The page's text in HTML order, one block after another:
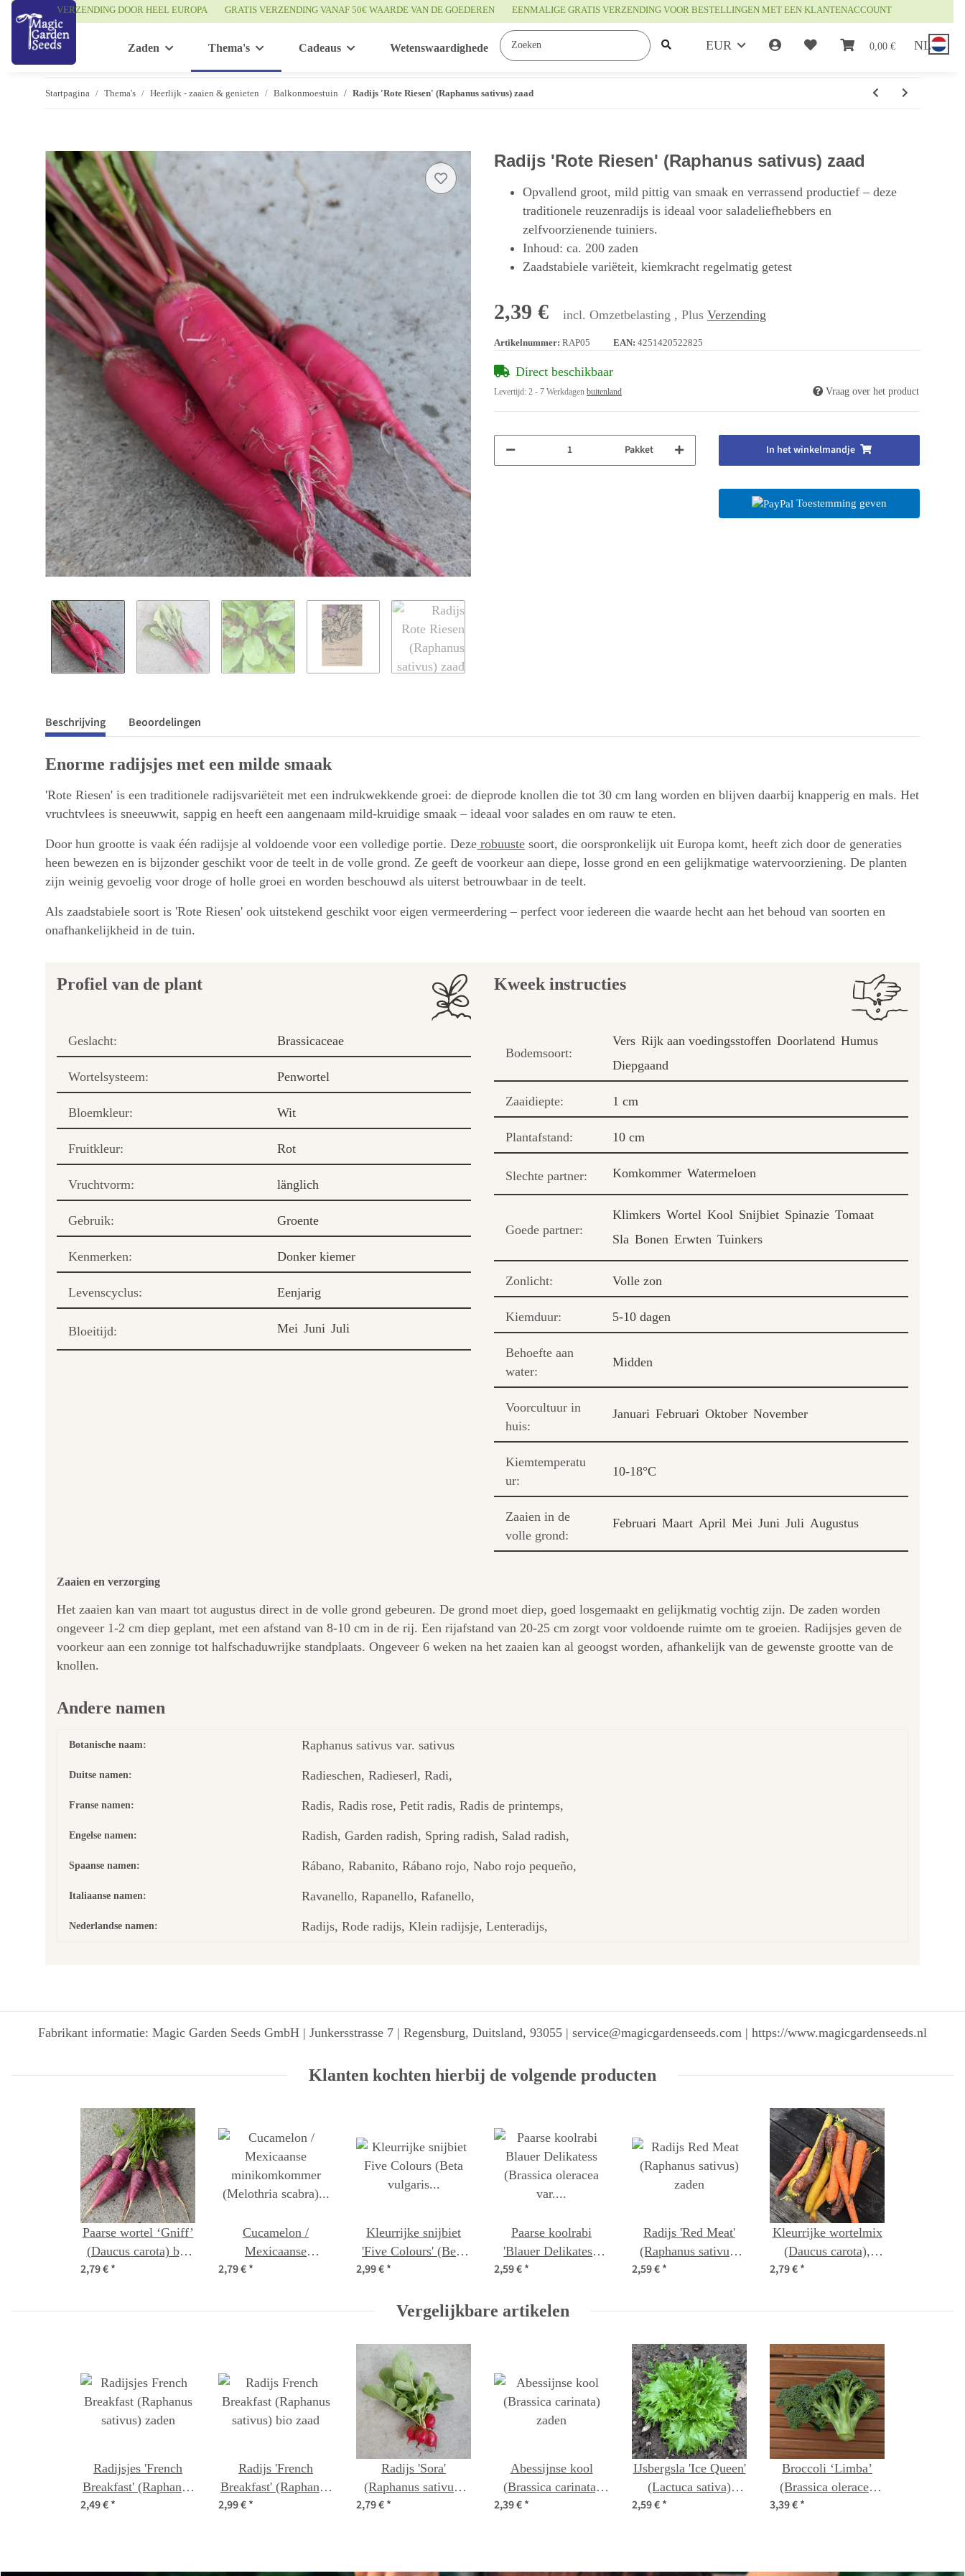
VERZENDING DOOR HEEL EUROPA GRATIS VERZENDING VANAF 50€ WAARDE VAN DE GOEDEREN EENMALIGE GRATIS VERZENDING VOOR BESTELLINGEN MET EEN KLANTENACCOUNT
EUR 0,00 € NL
Zaden Thema's Cadeaus Wetenswaardigheden
Startpagina Thema's Heerlijk - zaaien & genieten Balkonmoestuin Radijs 'Rote Riesen' (Raphanus sativus) zaad
Radijs 'Rote Riesen' (Raphanus sativus) zaad
Opvallend groot, mild pittig van smaak en verrassend productief – deze
traditionele reuzenradijs is ideaal voor saladeliefhebbers en
zelfvoorzienende tuiniers.
Inhoud: ca. 200 zaden
Zaadstabiele variëteit, kiemkracht regelmatig getest
2,39 € incl. Omzetbelasting , Plus Verzending
Artikelnummer: RAP05 EAN: 4251420522825
Direct beschikbaar
Levertijd: 2 - 7 Werkdagen buitenland Vraag over het product
Pakket In het winkelmandje
Toestemming geven
Beschrijving Beoordelingen
Enorme radijsjes met een milde smaak
'Rote Riesen' is een traditionele radijsvariëteit met een indrukwekkende groei: de dieprode knollen die tot 30 cm lang worden en blijven daarbij knapperig en mals. Het
vruchtvlees is sneeuwwit, sappig en heeft een aangenaam mild-kruidige smaak – ideaal voor salades en om rauw te eten.
Door hun grootte is vaak één radijsje al voldoende voor een volledige portie. Deze robuuste soort, die oorspronkelijk uit Europa komt, heeft zich door de generaties
heen bewezen en is bijzonder geschikt voor de teelt in de volle grond. Ze geeft de voorkeur aan diepe, losse grond en een gelijkmatige watervoorziening. De planten
zijn weinig gevoelig voor droge of holle groei en worden beschouwd als uiterst betrouwbaar in de teelt.
Als zaadstabiele soort is 'Rote Riesen' ook uitstekend geschikt voor eigen vermeerdering – perfect voor iedereen die waarde hecht aan het behoud van soorten en
onafhankelijkheid in de tuin.
Profiel van de plant
Geslacht: Brassicaceae
Wortelsysteem: Penwortel
Bloemkleur: Wit
Fruitkleur: Rot
Vruchtvorm: länglich
Gebruik: Groente
Kenmerken: Donker kiemer
Levenscyclus: Eenjarig
Bloeitijd: Mei Juni Juli
Kweek instructies
Bodemsoort:
Vers Rijk aan voedingsstoffen Doorlatend Humus
Diepgaand
Zaaidiepte: 1 cm
Plantafstand: 10 cm
Slechte partner: Komkommer Watermeloen
Goede partner:
Klimkers Wortel Kool Snijbiet Spinazie Tomaat
Sla Bonen Erwten Tuinkers
Zonlicht: Volle zon
Kiemduur: 5-10 dagen
Behoefte aan
water:
Midden
Voorcultuur in
huis:
Januari Februari Oktober November
Kiemtemperatu
ur:
10-18°C
Zaaien in de
volle grond:
Februari Maart April Mei Juni Juli Augustus
Zaaien en verzorging
Het zaaien kan van maart tot augustus direct in de volle grond gebeuren. De grond moet diep, goed losgemaakt en gelijkmatig vochtig zijn. De zaden worden
ongeveer 1-2 cm diep geplant, met een afstand van 8-10 cm in de rij. Een rijafstand van 20-25 cm zorgt voor voldoende ruimte om te groeien. Radijsjes geven de
voorkeur aan een zonnige tot halfschaduwrijke standplaats. Ongeveer 6 weken na het zaaien kan al geoogst worden, afhankelijk van de gewenste grootte van de
knollen.
Andere namen
Botanische naam: Raphanus sativus var. sativus
Duitse namen: Radieschen, Radieserl, Radi,
Franse namen: Radis, Radis rose, Petit radis, Radis de printemps,
Engelse namen: Radish, Garden radish, Spring radish, Salad radish,
Spaanse namen: Rábano, Rabanito, Rábano rojo, Nabo rojo pequeño,
Italiaanse namen: Ravanello, Rapanello, Rafanello,
Nederlandse namen: Radijs, Rode radijs, Klein radijsje, Lenteradijs,
Fabrikant informatie: Magic Garden Seeds GmbH | Junkersstrasse 7 | Regensburg, Duitsland, 93055 | service@magicgardenseeds.com | https://www.magicgardenseeds.nl
Klanten kochten hierbij de volgende producten
Paarse wortel ‘Gniff’
(Daucus carota) bio
2,79 €*
Cucamelon /
Mexicaanse
minikomkommer
zaden
2,79 €*
Kleurrijke snijbiet
'Five Colours' (Beta
vulgaris ssp.vulgaris)
2,99 €*
Paarse koolrabi
'Blauer Delikatess'
(Brassica oleracea
zaden
2,59 €*
Radijs 'Red Meat'
(Raphanus sativus)
2,59 €*
Kleurrijke wortelmix
(Daucus carota),
biologisch zaad
2,79 €*
Vergelijkbare artikelen
Radijsjes 'French
Breakfast' (Raphanus
sativus) zaden
2,49 €*
Radijs 'French
Breakfast' (Raphanus
sativus) bio zaad
2,99 €*
Radijs 'Sora'
(Raphanus sativus)
2,79 €*
Abessijnse kool
(Brassica carinata)
2,39 €*
IJsbergsla 'Ice Queen'
(Lactuca sativa)
2,59 €*
Broccoli ‘Limba’
(Brassica oleracea
var. italica)
3,39 €*